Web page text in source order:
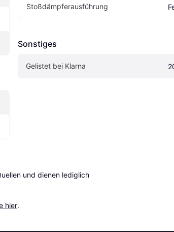
Stoßdämpferausführung
Sonstiges
Gelistet bei Klarna
und dienen lediglich
hier.